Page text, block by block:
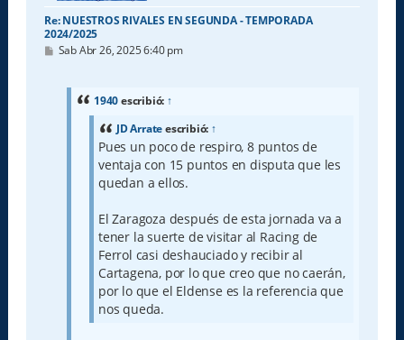
Re: NUESTROS RIVALES EN SEGUNDA - TEMPORADA
2024/2025
M
Sab Abr 26, 2025 6:40 pm
1940escribió: ↑
JD Arrateescribió: ↑
Pues un poco de respiro, 8 puntos de
ventaja con 15 puntos en disputa que les
quedan a ellos.
El Zaragoza después de esta jornada va a
tener la suerte de visitar al Racing de
Ferrol casi deshauciado y recibir al
Cartagena, por lo que creo que no caerán,
por lo que el Eldense es la referencia que
nos queda.